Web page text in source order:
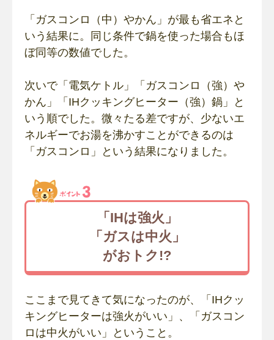
「ガスコンロ（中）やかん」が最も省エネと
いう結果に。同じ条件で鍋を使った場合もほ
ぼ同等の数値でした。
次いで「電気ケトル」「ガスコンロ（強）や
かん」「IHクッキングヒーター（強）鍋」と
いう順でした。微々たる差ですが、少ないエ
ネルギーでお湯を沸かすことができるのは
「ガスコンロ」という結果になりました。
「IHは強火」
「ガスは中火」
がおトク!?
ここまで見てきて気になったのが、「IHクッ
キングヒーターは強火がいい」、「ガスコン
ロは中火がいい」ということ。